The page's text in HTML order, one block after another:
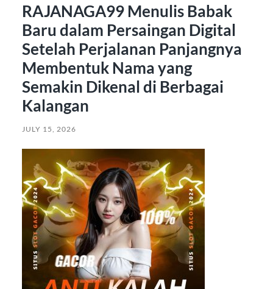
RAJANAGA99 Menulis Babak
Baru dalam Persaingan Digital
Setelah Perjalanan Panjangnya
Membentuk Nama yang
Semakin Dikenal di Berbagai
Kalangan
JULY 15, 2026